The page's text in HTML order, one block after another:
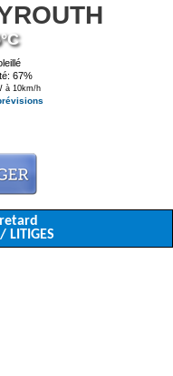
67%
à 10km/h
LITIGES